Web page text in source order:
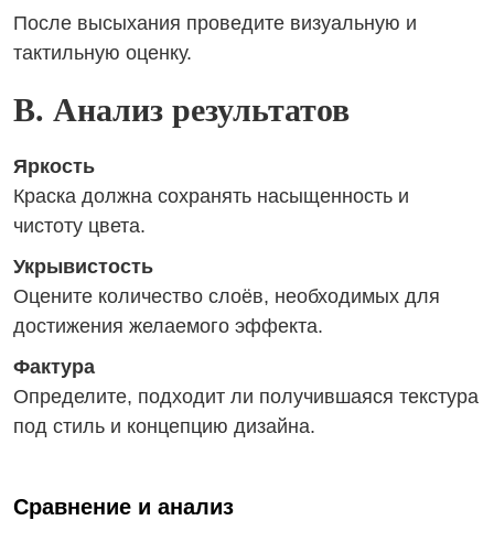
После высыхания проведите визуальную и
тактильную оценку.
B. Анализ результатов
Яркость
Краска должна сохранять насыщенность и
чистоту цвета.
Укрывистость
Оцените количество слоёв, необходимых для
достижения желаемого эффекта.
Фактура
Определите, подходит ли получившаяся текстура
под стиль и концепцию дизайна.
Сравнение и анализ